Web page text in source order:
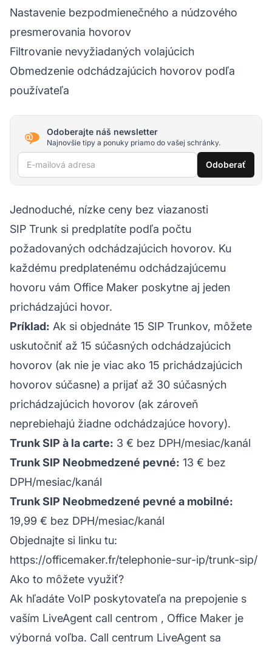
Nastavenie bezpodmienečného a núdzového
presmerovania hovorov
Filtrovanie nevyžiadaných volajúcich
Obmedzenie odchádzajúcich hovorov podľa
používateľa
Odoberajte náš newsletter
Najnovšie tipy a ponuky priamo do vašej schránky.
E-mailová adresa Odoberať
Jednoduché, nízke ceny bez viazanosti
SIP Trunk si predplatíte podľa počtu
požadovaných odchádzajúcich hovorov. Ku
každému predplatenému odchádzajúcemu
hovoru vám Office Maker poskytne aj jeden
prichádzajúci hovor.
Príklad: Ak si objednáte 15 SIP Trunkov, môžete
uskutočniť až 15 súčasných odchádzajúcich
hovorov (ak nie je viac ako 15 prichádzajúcich
hovorov súčasne) a prijať až 30 súčasných
prichádzajúcich hovorov (ak zároveň
neprebiehajú žiadne odchádzajúce hovory).
Trunk SIP à la carte: 3 € bez DPH/mesiac/kanál
Trunk SIP Neobmedzené pevné: 13 € bez
DPH/mesiac/kanál
Trunk SIP Neobmedzené pevné a mobilné:
19,99 € bez DPH/mesiac/kanál
Objednajte si linku tu:
https://officemaker.fr/telephonie-sur-ip/trunk-sip/
Ako to môžete využiť?
Ak hľadáte VoIP poskytovateľa na prepojenie s
vaším LiveAgent call centrom , Office Maker je
výborná voľba. Call centrum LiveAgent sa